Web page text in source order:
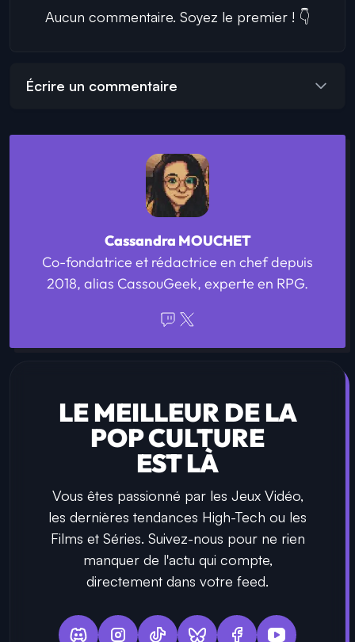
Aucun commentaire. Soyez le premier ! 👇
Écrire un commentaire
Cassandra MOUCHET
Co-fondatrice et rédactrice en chef depuis
2018, alias CassouGeek, experte en RPG.
LE MEILLEUR DE LA
POP CULTURE
EST LÀ
Vous êtes passionné par les Jeux Vidéo,
les dernières tendances High-Tech ou les
Films et Séries. Suivez-nous pour ne rien
manquer de l'actu qui compte,
directement dans votre feed.